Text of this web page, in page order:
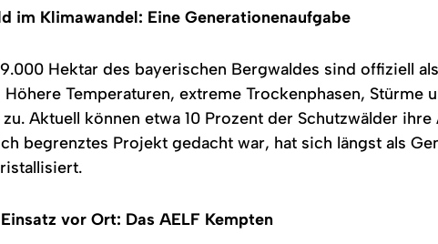
im Klimawandel: Eine Generationenaufgabe
Hektar des bayerischen Bergwaldes sind offiziell
Höhere Temperaturen, extreme Trockenphasen,
Aktuell können etwa 10 Prozent der Schutzwälder
begrenztes Projekt gedacht war, hat sich längst als
vor Ort: Das AELF Kempten